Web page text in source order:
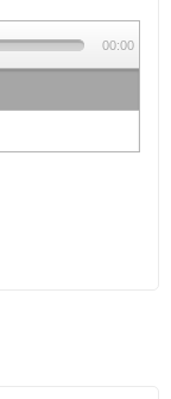
00:00